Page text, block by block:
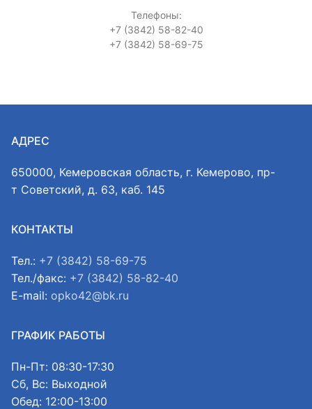
Телефоны:
+7 (3842) 58-82-40
+7 (3842) 58-69-75
АДРЕС
650000, Кемеровская область, г. Кемерово, пр-
т Советский, д. 63, каб. 145
КОНТАКТЫ
Тел.: +7 (3842) 58-69-75
Тел./факс: +7 (3842) 58-82-40
E-mail: opko42@bk.ru
ГРАФИК РАБОТЫ
Пн-Пт: 08:30-17:30
Сб, Вс: Выходной
Обед: 12:00-13:00